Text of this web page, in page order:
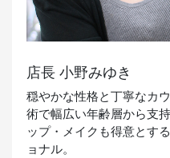
店長 小野みゆき
穏やかな性格と丁寧なカ
術で幅広い年齢層から支
ップ・メイクも得意とす
ョナル。